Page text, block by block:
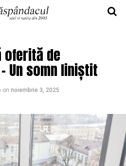
oferită de
Un somn liniștit
on noiembrie 3, 2025